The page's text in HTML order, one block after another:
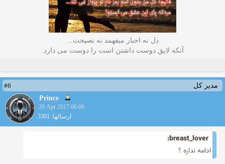
دل نه اجبار میفهمد نه نصیحت...
آنکه لایق دوست داشتن است را دوست می دارد.
مدیر کل
#6
Prince
26 Apr 2017 06:06
ارسالها: 3301
breast_lover:
ادامه نداره ؟